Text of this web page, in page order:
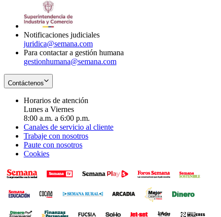
Notificaciones judiciales
juridica@semana.com
Para contactar a gestión humana
gestionhumana@semana.com
Contáctenos
Horarios de atención
Lunes a Viernes
8:00 a.m. a 6:00 p.m.
Canales de servicio al cliente
Trabaje con nosotros
Paute con nosotros
Cookies